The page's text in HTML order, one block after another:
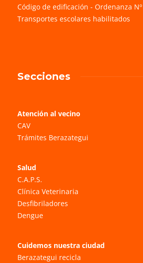
Código de edificación - Ordenanza
Transportes escolares habilitados
Secciones
Atención al vecino
CAV
Trámites Berazategui
Salud
C.A.P.S.
Clínica Veterinaria
Desfibriladores
Dengue
Cuidemos nuestra ciudad
Berazategui recicla